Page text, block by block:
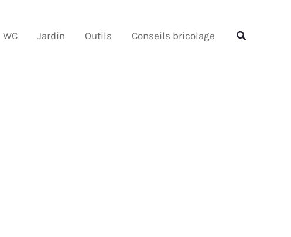
WC Jardin Outils Conseils bricolage Rechercher